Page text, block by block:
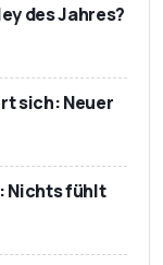
des Jahres?
sich: Neuer
Nichts fühlt